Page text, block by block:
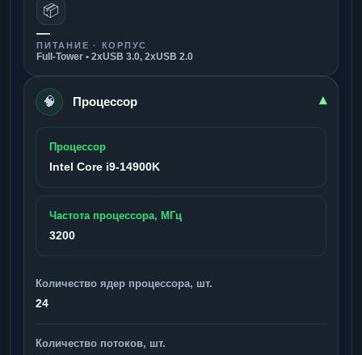
📦
—
ПИТАНИЕ · КОРПУС
Full-Tower • 2xUSB 3.0, 2xUSB 2.0
🧠 Процессор ▾
Процессор
Intel Core i9-14900K
Частота процессора, МГц
3200
Количество ядер процессора, шт.
24
Количество потоков, шт.